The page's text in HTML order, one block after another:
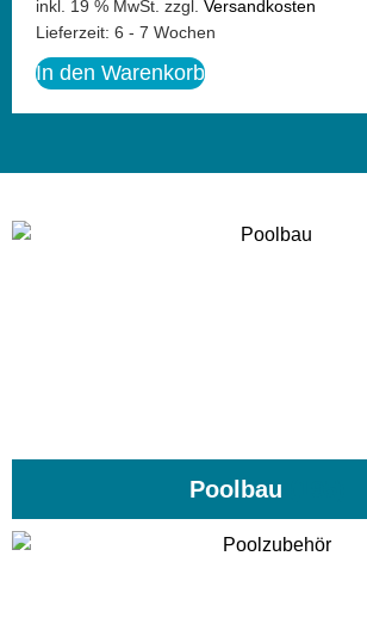
inkl. 19 % MwSt. zzgl. Versandkosten
Lieferzeit: 6 - 7 Wochen
In den Warenkorb
Poolbau